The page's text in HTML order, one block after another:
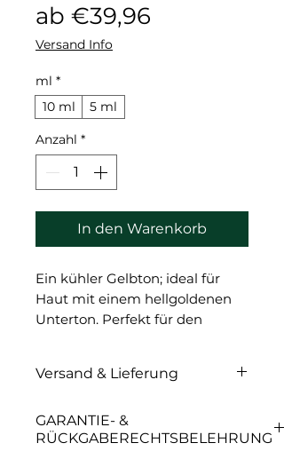
ab €39,96
Versand Info
ml *
10 ml
5 ml
Anzahl *
In den Warenkorb
Ein kühler Gelbton; ideal für
Haut mit einem hellgoldenen
Unterton. Perfekt für den
Haselnuss Nr. 1; gesättigter als
kühle Blondtöne; um warme
Rückstände auf den
Versand & Lieferung
GARANTIE- &
RÜCKGABERECHTSBELEHRUNG